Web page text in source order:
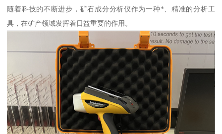
随着科技的不断进步，矿石成分分析仪作为一种*、精准的分析工
具，在矿产领域发挥着日益重要的作用。